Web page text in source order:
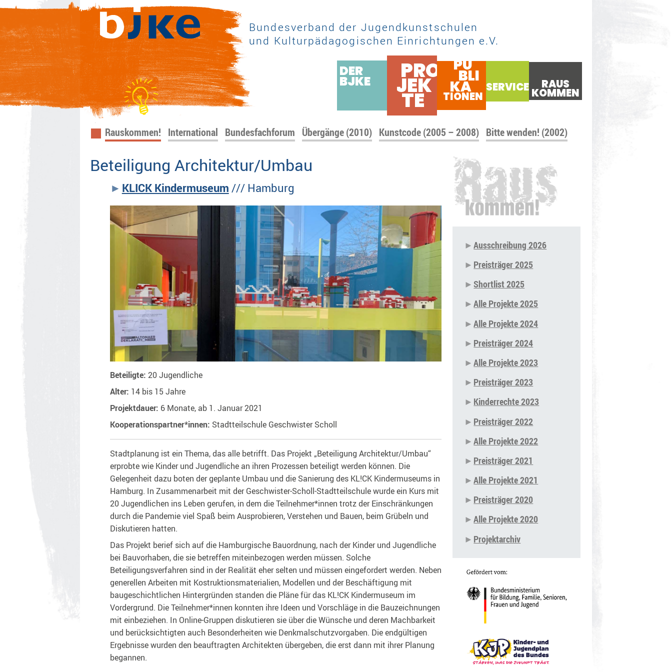
Bundesverband der Jugendkunstschulen
und Kulturpädagogischen Einrichtungen e.V.
DER
BJKE PRO
JEK
TE
PU
BLI
KA
TIONEN
SERVICE RAUS
KOMMEN
Navigation
Rauskommen! International Bundesfachforum Übergänge (2010) Kunstcode (2005 – 2008) Bitte wenden! (2002)
Beteiligung Architektur/Umbau
KLICK Kindermuseum/// Hamburg
Beteiligte: 20 Jugendliche
Alter: 14 bis 15 Jahre
Projektdauer: 6 Monate, ab 1. Januar 2021
Kooperationspartner*innen: Stadtteilschule Geschwister Scholl
Stadtplanung ist ein Thema, das alle betrifft. Das Projekt „Beteiligung Architektur/Umbau“
erprobte wie Kinder und Jugendliche an ihren Prozessen beteiligt werden können. Die
Gelegenheit dazu boten der geplante Umbau und die Sanierung des KL!CK Kindermuseums in
Hamburg. In Zusammenarbeit mit der Geschwister-Scholl-Stadtteilschule wurde ein Kurs mit
20 Jugendlichen ins Leben gerufen, in dem die Teilnehmer*innen trotz der Einschränkungen
durch die Pandemie viel Spaß beim Ausprobieren, Verstehen und Bauen, beim Grübeln und
Diskutieren hatten.
Das Projekt berief sich auf die Hamburgische Bauordnung, nach der Kinder und Jugendliche
bei Bauvorhaben, die sie betreffen miteinbezogen werden müssen. Solche
Beteiligungsverfahren sind in der Realität eher selten und müssen eingefordert werden. Neben
generellen Arbeiten mit Kostruktionsmaterialien, Modellen und der Beschäftigung mit
baugeschichtlichen Hintergründen standen die Pläne für das KL!CK Kindermuseum im
Vordergrund. Die Teilnehmer*innen konnten ihre Ideen und Vorschläge in die Bauzeichnungen
mit einbeziehen. In Online-Gruppen diskutieren sie über die Wünsche und deren Machbarkeit
und berücksichtigten auch Besonderheiten wie Denkmalschutzvorgaben. Die endgültigen
Ergebnisse wurden den beauftragten Architekten übergeben, die erst dann mit ihrer Planung
begannen.
überspringen
Ausschreibung 2026
Preisträger 2025
Shortlist 2025
Alle Projekte 2025
Alle Projekte 2024
Preisträger 2024
Alle Projekte 2023
Preisträger 2023
Kinderrechte 2023
Preisträger 2022
Alle Projekte 2022
Preisträger 2021
Alle Projekte 2021
Preisträger 2020
Alle Projekte 2020
Projektarchiv